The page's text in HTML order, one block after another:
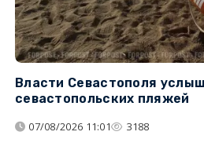
Власти Севастополя
севастопольских пляжей
07/08/2026 11:01 3188